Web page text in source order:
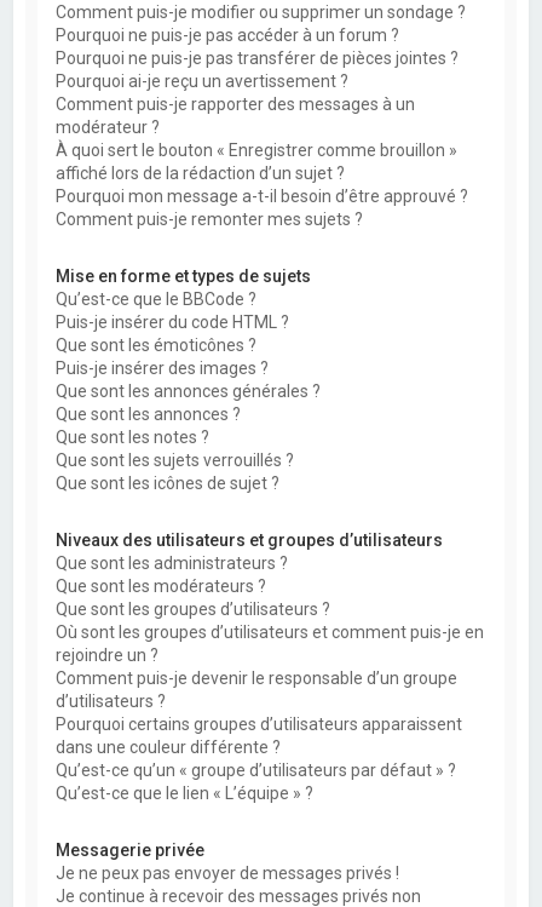
Comment puis-je modifier ou supprimer un sondage ?
Pourquoi ne puis-je pas accéder à un forum ?
Pourquoi ne puis-je pas transférer de pièces jointes ?
Pourquoi ai-je reçu un avertissement ?
Comment puis-je rapporter des messages à un
modérateur ?
À quoi sert le bouton « Enregistrer comme brouillon »
affiché lors de la rédaction d’un sujet ?
Pourquoi mon message a-t-il besoin d’être approuvé ?
Comment puis-je remonter mes sujets ?
Mise en forme et types de sujets
Qu’est-ce que le BBCode ?
Puis-je insérer du code HTML ?
Que sont les émoticônes ?
Puis-je insérer des images ?
Que sont les annonces générales ?
Que sont les annonces ?
Que sont les notes ?
Que sont les sujets verrouillés ?
Que sont les icônes de sujet ?
Niveaux des utilisateurs et groupes d’utilisateurs
Que sont les administrateurs ?
Que sont les modérateurs ?
Que sont les groupes d’utilisateurs ?
Où sont les groupes d’utilisateurs et comment puis-je en
rejoindre un ?
Comment puis-je devenir le responsable d’un groupe
d’utilisateurs ?
Pourquoi certains groupes d’utilisateurs apparaissent
dans une couleur différente ?
Qu’est-ce qu’un « groupe d’utilisateurs par défaut » ?
Qu’est-ce que le lien « L’équipe » ?
Messagerie privée
Je ne peux pas envoyer de messages privés !
Je continue à recevoir des messages privés non